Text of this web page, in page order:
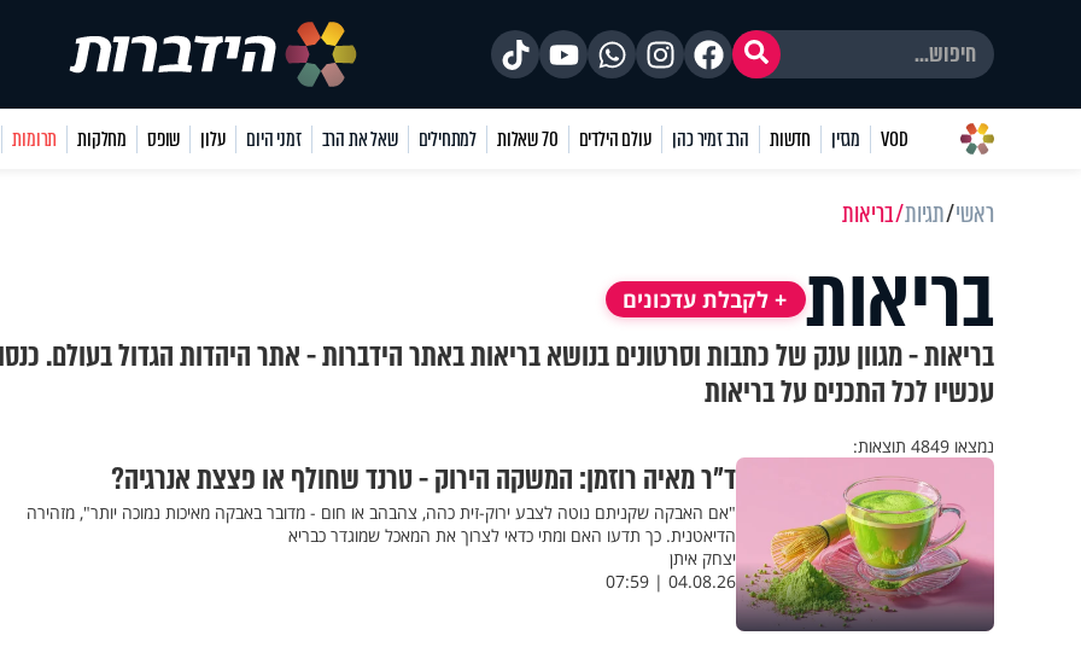
VOD מגזין חדשות הרב זמיר כהן עולם הילדים 70 שאלות למתחילים שאל את הרב זמני היום עלון שופס מחלקות תרומות
ראשי תגיות בריאות
בריאות + לקבלת עדכונים
בריאות - מגוון ענק של כתבות וסרטונים בנושא בריאות באתר הידברות - אתר היהדות הגדול בעולם. כנסו
עכשיו לכל התכנים על בריאות
נמצאו 4849 תוצאות:
ד"ר מאיה רוזמן: המשקה הירוק - טרנד שחולף או פצצת אנרגיה?
"אם האבקה שקניתם נוטה לצבע ירוק-זית כהה, צהבהב או חום - מדובר באבקה מאיכות נמוכה יותר", מזהירה
הדיאטנית. כך תדעו האם ומתי כדאי לצרוך את המאכל שמוגדר כבריא
יצחק איתן
04.08.26 | 07:59